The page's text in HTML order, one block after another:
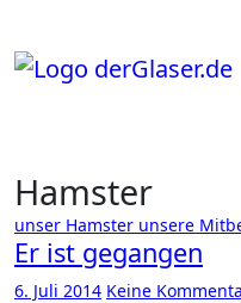
springen
Hamster
unser Hamster unsere
Er ist gegangen
6. Juli 2014 Keine